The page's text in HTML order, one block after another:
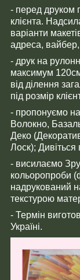
- перед друком
клієнта.
варіанти
адреса, вайбер,
- друк на
максимум
від ділення
під розмір
- пропонуємо на
Волокно,
Деко
Лоск); Дивіться
- висилаємо
кольоропроби
надрукований
текстурою
- Термін
Україні.